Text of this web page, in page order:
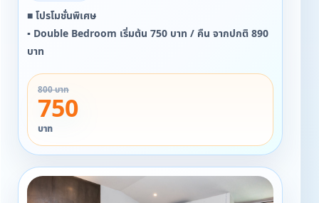
■ โปรโมชั่นพิเศษ
▪ Double Bedroom เริ่มต้น 750 บาท / คืน จากปกติ 890
บาท
800 บาท
750
บาท